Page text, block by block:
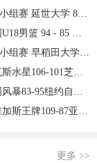
82 - 83 北京大学 集锦
大卫·安篮球学院 集锦
71 - 86 清华大学 集锦
芝加哥天空 全场集锦
约自由人 全场集锦
亚特兰大梦想 全场集锦
更多 >>